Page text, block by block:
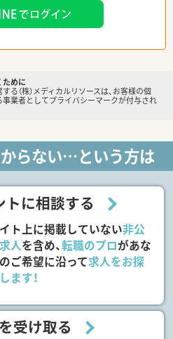
めに
る（株）メディカルリソースは、お客様の個
業者としてプライバシーマークが付与され
らない…という方は
トに相談する
ト上に掲載していない非公
人を含め、転職のプロがあな
ご希望に沿って求人をお探
ます！
受け取る